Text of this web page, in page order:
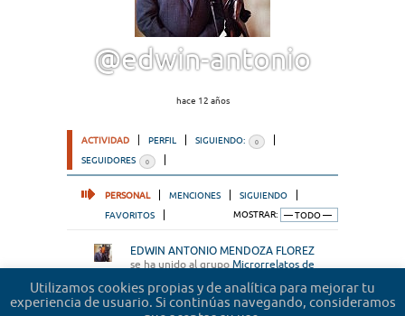
@edwin-antonio
hace 12 años
ACTIVIDAD PERFIL SIGUIENDO: 0
SEGUIDORES 0
PERSONAL MENCIONES
SIGUIENDO
FAVORITOS
MOSTRAR:
EDWIN ANTONIO MENDOZA FLOREZ
se ha unido al grupo Microrrelatos de
Utilizamos cookies propias y de analítica para mejorar tu
experiencia de usuario. Si continúas navegando, consideramos